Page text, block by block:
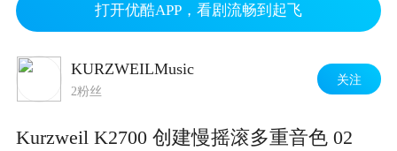
打开优酷APP，看剧流畅到起飞
KURZWEILMusic
2粉丝
关注
Kurzweil K2700 创建慢摇滚多重音色 02